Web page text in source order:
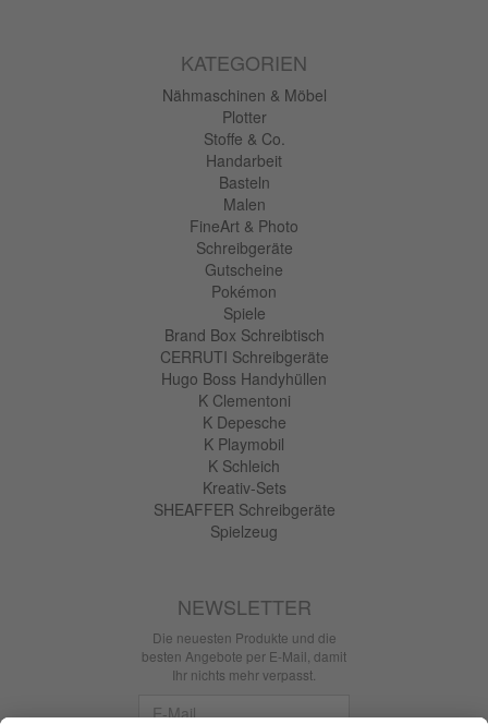
KATEGORIEN
Nähmaschinen & Möbel
Plotter
Stoffe & Co.
Handarbeit
Basteln
Malen
FineArt & Photo
Schreibgeräte
Gutscheine
Pokémon
Spiele
Brand Box Schreibtisch
CERRUTI Schreibgeräte
Hugo Boss Handyhüllen
K Clementoni
K Depesche
K Playmobil
K Schleich
Kreativ-Sets
SHEAFFER Schreibgeräte
Spielzeug
NEWSLETTER
Die neuesten Produkte und die
besten Angebote per E-Mail, damit
Ihr nichts mehr verpasst.